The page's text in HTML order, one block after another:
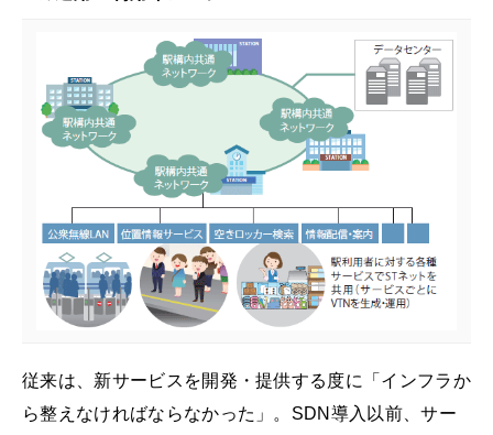
従来は、新サービスを開発・提供する度に「インフラか
ら整えなければならなかった」。SDN導入以前、サー